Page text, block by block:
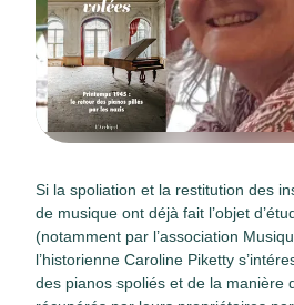
Si la spoliation et la restitution des
de musique ont déjà fait l’objet
(notamment par l’association
l’historienne Caroline Piketty
des pianos spoliés et de la manière